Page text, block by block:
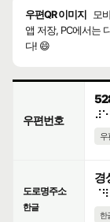
우편QR 이미지
모
앱 저장, PC에서는
다! 😄
우편번호
우
도로명주소
한글
경
한